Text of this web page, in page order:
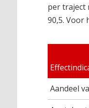
per traject
90,5. Voor
Aandeel